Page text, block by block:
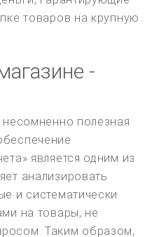
товаров на крупную
-
полезная
является одним из
анализировать
и систематически
на товары, не
Таким образом,